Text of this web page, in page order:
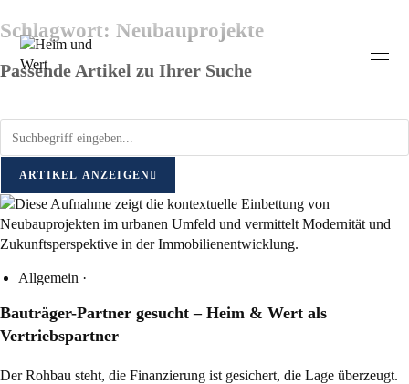
Schlagwort: Neubauprojekte
Passende Artikel zu Ihrer Suche
ARTIKEL ANZEIGEN
Allgemein ·
Bauträger-Partner gesucht – Heim & Wert als
Vertriebspartner
Der Rohbau steht, die Finanzierung ist gesichert, die Lage überzeugt.